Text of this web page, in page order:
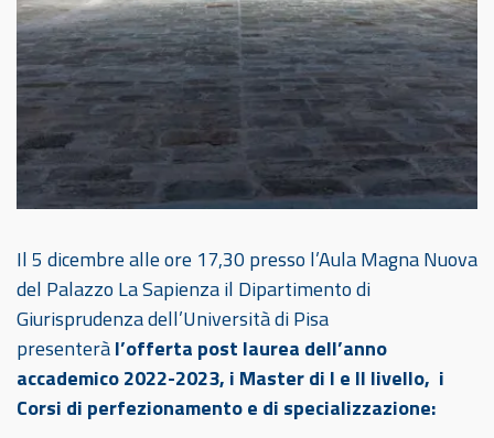
Il 5 dicembre alle ore 17,30 presso l’Aula Magna Nuova
del Palazzo La Sapienzail Dipartimento di
Giurisprudenza dell’Università di Pisa
presenteràl’offerta post laurea dell’anno
accademico 2022-2023, i Master di I e II livello, i
Corsi di perfezionamento e di specializzazione: